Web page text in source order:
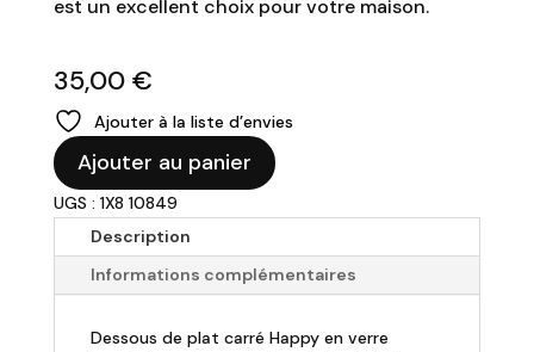
est un excellent choix pour votre maison.
35,00 €
Ajouter à la liste d’envies
quantité
de
Dessous
plat
Ajouter au panier
UGS : 1X8 10849
Description
Informations complémentaires
Dessous de plat carré Happy en verre